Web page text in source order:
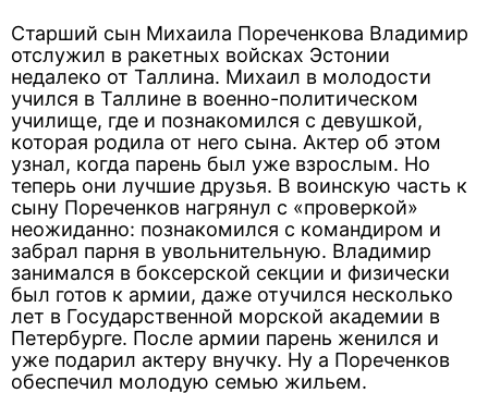
Старший сын Михаила Пореченкова Владимир
отслужил в ракетных войсках Эстонии
недалеко от Таллина. Михаил в молодости
учился в Таллине в военно-политическом
училище, где и познакомился с девушкой,
которая родила от него сына. Актер об этом
узнал, когда парень был уже взрослым. Но
теперь они лучшие друзья. В воинскую часть к
сыну Пореченков нагрянул с «проверкой»
неожиданно: познакомился с командиром и
забрал парня в увольнительную. Владимир
занимался в боксерской секции и физически
был готов к армии, даже отучился несколько
лет в Государственной морской академии в
Петербурге. После армии парень женился и
уже подарил актеру внучку. Ну а Пореченков
обеспечил молодую семью жильем.